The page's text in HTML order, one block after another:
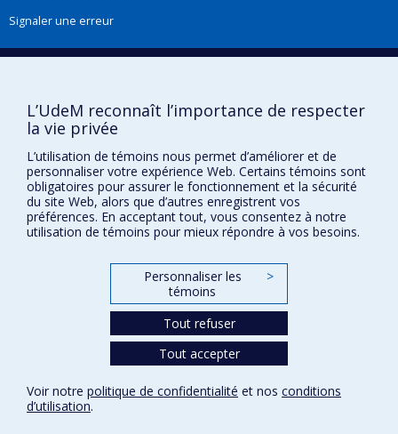
Signaler une erreur
Téléchargez les logos de l'ESPUM
Paramètres des témoins
L’UdeM reconnaît l’importance de respecter
la vie privée
L’utilisation de témoins nous permet d’améliorer et de
personnaliser votre expérience Web. Certains témoins sont
obligatoires pour assurer le fonctionnement et la sécurité
du site Web, alors que d’autres enregistrent vos
préférences. En acceptant tout, vous consentez à notre
utilisation de témoins pour mieux répondre à vos besoins.
Personnaliser les
témoins
>
Tout refuser
Tout accepter
Voir notre politique de confidentialité et nos conditions
d’utilisation.